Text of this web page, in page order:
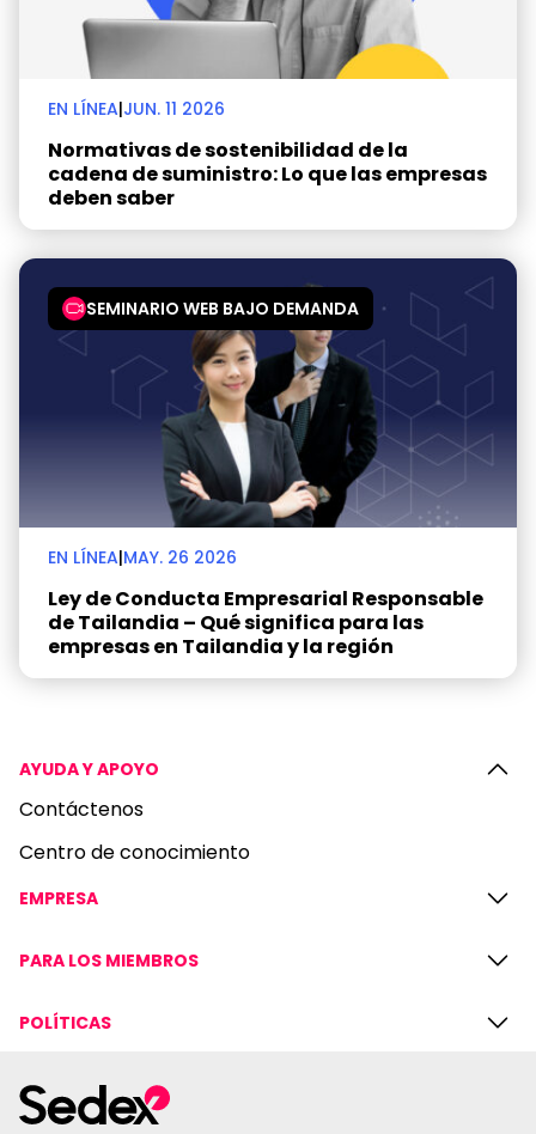
EN LÍNEA|JUN. 11 2026
Normativas de sostenibilidad de la
cadena de suministro: Lo que las empresas
deben saber
SEMINARIO WEB BAJO DEMANDA
EN LÍNEA|MAY. 26 2026
Ley de Conducta Empresarial Responsable
de Tailandia – Qué significa para las
empresas en Tailandia y la región
AYUDA Y APOYO
Contáctenos
Centro de conocimiento
EMPRESA
PARA LOS MIEMBROS
POLÍTICAS